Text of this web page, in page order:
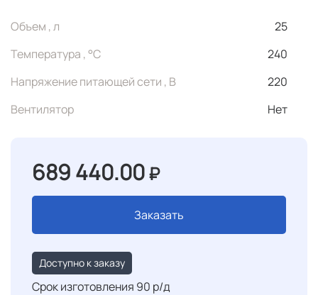
Объем , л
25
Температура , °C
240
Напряжение питающей сети , В
220
Вентилятор
Нет
689 440.00₽
Заказать
Доступно к заказу
Срок изготовления 90 р/д